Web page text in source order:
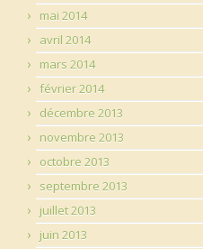
mai 2014
avril 2014
mars 2014
février 2014
décembre 2013
novembre 2013
octobre 2013
septembre 2013
juillet 2013
juin 2013